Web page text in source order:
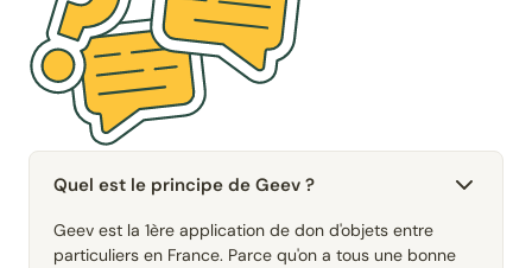
Quel est le principe de Geev ?
Geev est la 1ère application de don d'objets entre
particuliers en France. Parce qu'on a tous une bonne